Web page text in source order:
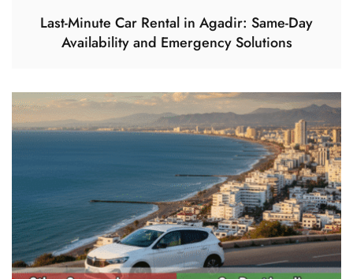
Last-Minute Car Rental in Agadir: Same-Day
Availability and Emergency Solutions